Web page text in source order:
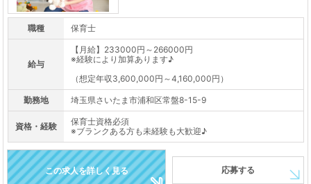
職種 保育士
給与
【月給】233000円～266000円
※経験により加算あります♪
（想定年収3,600,000円～4,160,000円）
勤務地 埼玉県さいたま市浦和区常盤8-15-9
資格・経験
保育士資格必須
※ブランクある方も未経験も大歓迎♪
この求人を詳しく見る 応募する